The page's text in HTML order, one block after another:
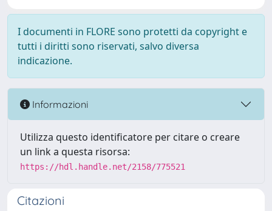
I documenti in FLORE sono protetti da copyright e
tutti i diritti sono riservati, salvo diversa
indicazione.
Informazioni
Utilizza questo identificatore per citare o creare
un link a questa risorsa:
https://hdl.handle.net/2158/775521
Citazioni